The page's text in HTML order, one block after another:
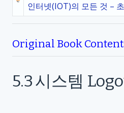
인터넷(IOT)의 모든 것 –
Original Book
5.3시스템